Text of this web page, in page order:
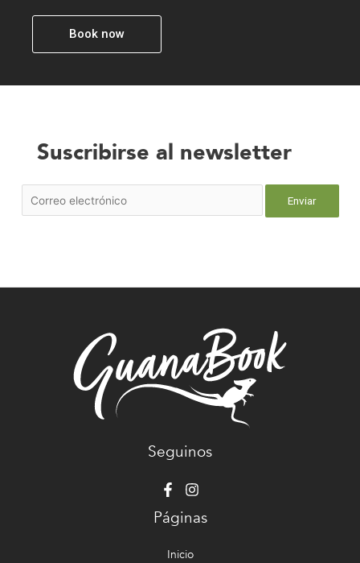
Book now
Suscribirse al newsletter
Seguinos
Páginas
Inicio